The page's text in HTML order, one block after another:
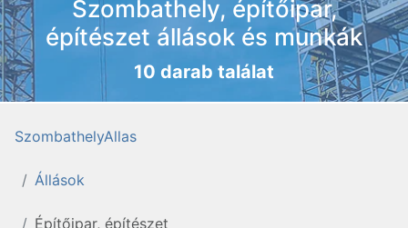
Szombathely, építőipar,
építészet állások és munkák
10 darab találat
SzombathelyAllas
Állások
Építőipar, építészet